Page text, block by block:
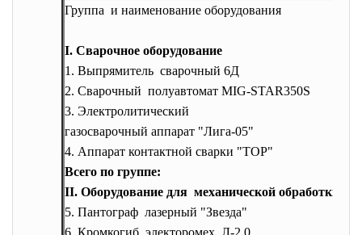
Группа и наименование оборудования
I. Сварочное оборудование
1. Выпрямитель сварочный 6Д
2. Сварочный полуавтомат MIG-STAR350S
3. Электролитический
газосварочный аппарат "Лига-05"
4. Аппарат контактной сварки "ТОР"
Всего по группе:
II. Оборудование для механической обработки
5. Пантограф лазерный "Звезда"
6. Кромкогиб электоромех. Л-2,0